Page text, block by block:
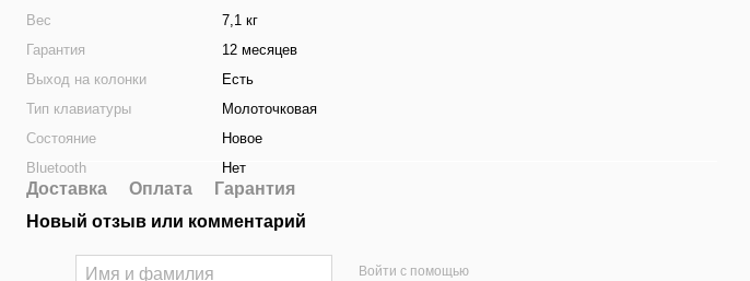
Вес
7,1 кг
Гарантия
12 месяцев
Выход на колонки
Есть
Тип клавиатуры
Молоточковая
Состояние
Новое
Bluetooth
Нет
Доставка Оплата
Гарантия
Новый отзыв или комментарий
Войти с помощью